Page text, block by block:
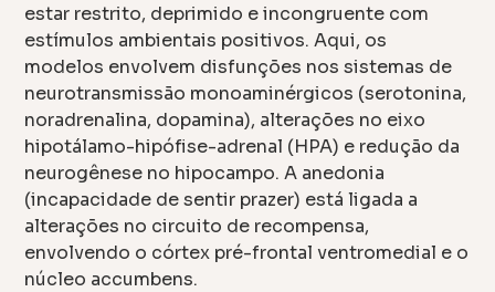
estar restrito, deprimido e incongruente com
estímulos ambientais positivos. Aqui, os
modelos envolvem disfunções nos sistemas de
neurotransmissão monoaminérgicos (serotonina,
noradrenalina, dopamina), alterações no eixo
hipotálamo-hipófise-adrenal (HPA) e redução da
neurogênese no hipocampo. A anedonia
(incapacidade de sentir prazer) está ligada a
alterações no circuito de recompensa,
envolvendo o córtex pré-frontal ventromedial e o
núcleo accumbens.